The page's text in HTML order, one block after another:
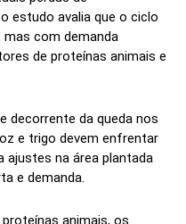
estudo avalia que o ciclo
com demanda
de proteínas animais e
decorrente da queda nos
e trigo devem enfrentar
ajustes na área plantada
e demanda.
animais, os